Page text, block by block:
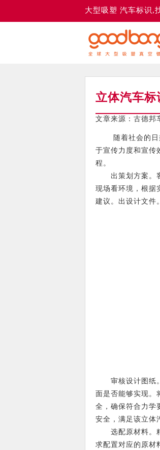
大型吸塑 汽车标识,
立体汽车
文章来源：古德邦
随着社会的日益
于宣传力度和宣传
程。
出策划方案。客
现场看环境，根据
建议。出设计文件
审核设计图纸。
面是否能够实现。
全，确保符合力学
安全，满足该立体
选配原材料。精
求配置对应的原材